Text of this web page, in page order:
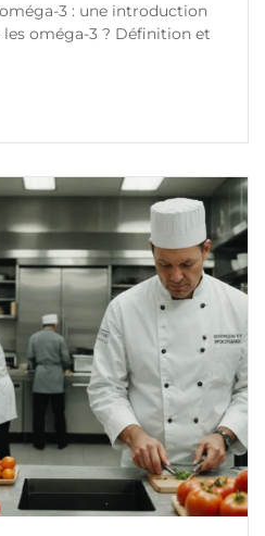
3 : une introduction
les oméga-3 ? Définition et